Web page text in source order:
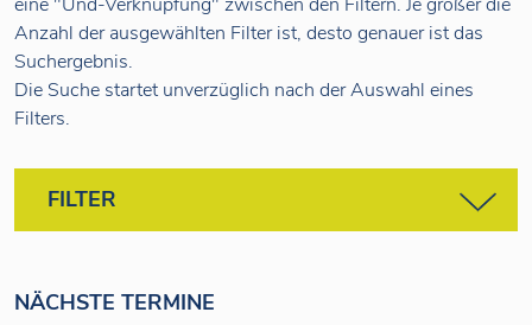
Anzahl der ausgewählten Filter ist, desto genauer ist das
Suchergebnis.
Die Suche startet unverzüglich nach der Auswahl eines
Filters.
FILTER
FemBuWo Veranstaltung
NÄCHSTE TERMINE